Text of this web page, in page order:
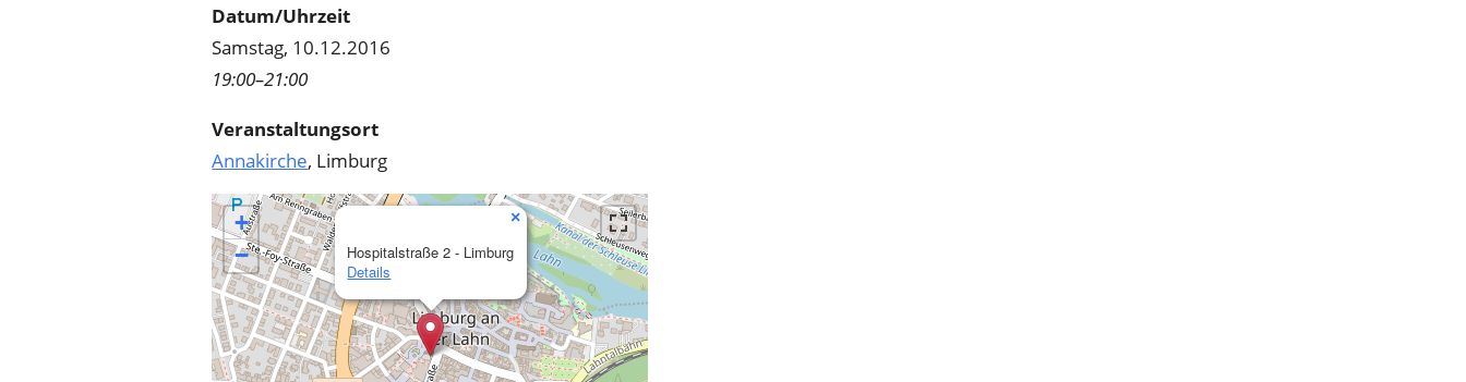
Datum/Uhrzeit
Samstag, 10.12.2016
19:00–21:00
Veranstaltungsort
Annakirche, Limburg
Hospitalstraße 2 - Limburg
Details
×
+
−